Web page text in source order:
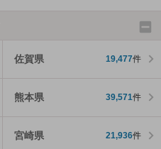
佐賀県 19,477件
熊本県 39,571件
宮崎県 21,936件